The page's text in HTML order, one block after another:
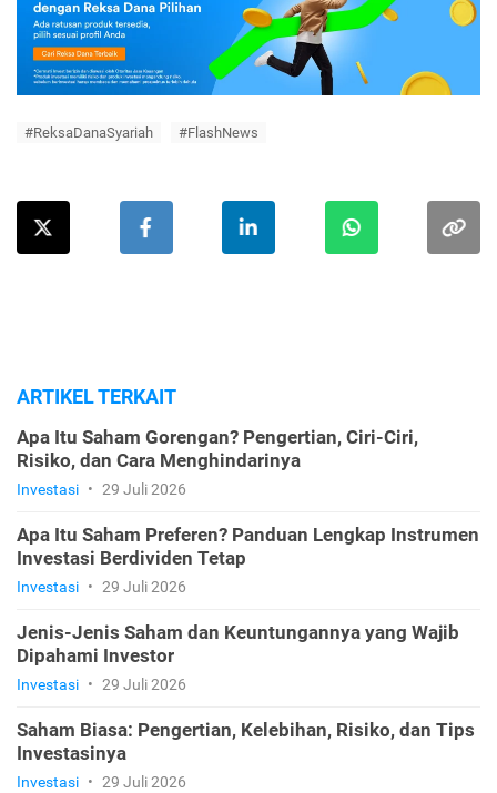
#ReksaDanaSyariah #FlashNews
ARTIKEL TERKAIT
Apa Itu Saham Gorengan? Pengertian, Ciri-Ciri,
Risiko, dan Cara Menghindarinya
Investasi • 29 Juli 2026
Apa Itu Saham Preferen? Panduan Lengkap Instrumen
Investasi Berdividen Tetap
Investasi • 29 Juli 2026
Jenis-Jenis Saham dan Keuntungannya yang Wajib
Dipahami Investor
Investasi • 29 Juli 2026
Saham Biasa: Pengertian, Kelebihan, Risiko, dan Tips
Investasinya
Investasi • 29 Juli 2026